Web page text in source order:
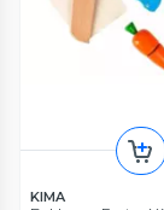
KIMA